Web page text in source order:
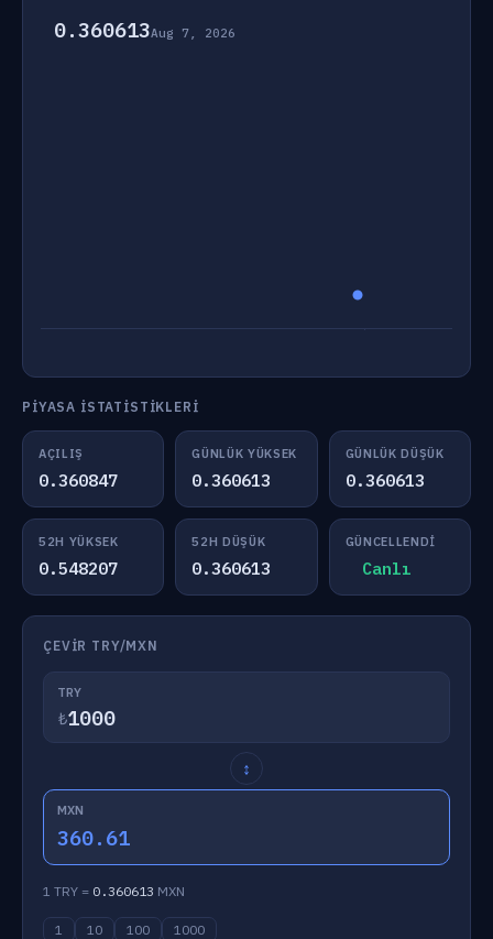
0.360613Aug 7, 2026
PIYASA İSTATISTIKLERI
AÇILIŞ
0.360847
GÜNLÜK YÜKSEK
0.360613
GÜNLÜK DÜŞÜK
0.360613
52H YÜKSEK
0.548207
52H DÜŞÜK
0.360613
GÜNCELLENDI
Canlı
ÇEVIR TRY/MXN
TRY
₺
↕
MXN
360.61
1 TRY = 0.360613 MXN
1 10 100 1000